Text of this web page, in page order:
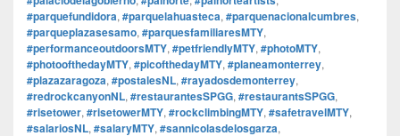
#parquefundidora, #parquelahuasteca, #parquenacionalcumbres,
#parqueplazasesamo, #parquesfamiliaresMTY,
#performanceoutdoorsMTY, #petfriendlyMTY, #photoMTY,
#photoofthedayMTY, #picofthedayMTY, #planeamonterrey,
#plazazaragoza, #postalesNL, #rayadosdemonterrey,
#redrockcanyonNL, #restaurantesSPGG, #restaurantsSPGG,
#risetower, #risetowerMTY, #rockclimbingMTY, #safetravelMTY,
#salariosNL, #salaryMTY, #sannicolasdelosgarza,